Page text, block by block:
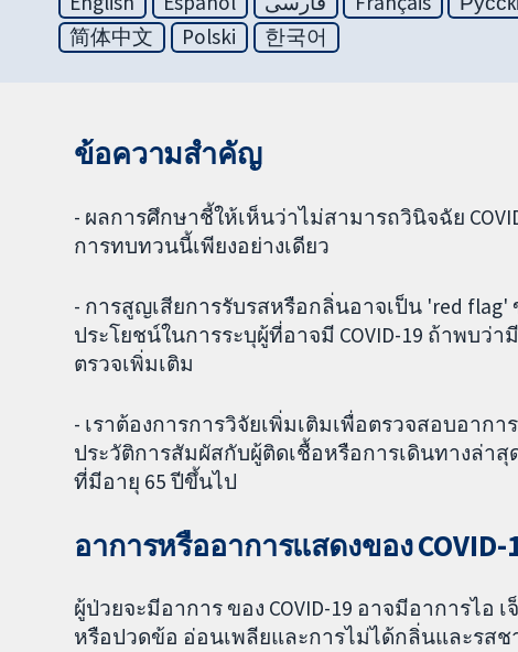
简体中文
Polski 한국어
ข้อความสำคัญ
- ผลการศึกษาชี้ให้เห็นว่าไม่สามารถวินิจฉัย
การทบทวนนี้เพียงอย่างเดียว
- การสูญเสียการรับรสหรือกลิ่นอาจเป็น 'red flag'
ประโยชน์ในการระบุผู้ที่อาจมี COVID-19 ถ้าพบว่
ตรวจเพิ่มเติม
- เราต้องการการวิจัยเพิ่มเติมเพื่อตรวจสอบอาก
ประวัติการสัมผัสกับผู้ติดเชื้อหรือการเดินทางล่า
ที่มีอายุ 65 ปีขึ้นไป
อาการหรืออาการแสดงของ COVID-
ผู้ป่วยจะมีอาการ ของ COVID-19 อาจมีอาการไอ
หรือปวดข้อ อ่อนเพลียและการไม่ได้กลิ่นและรสช